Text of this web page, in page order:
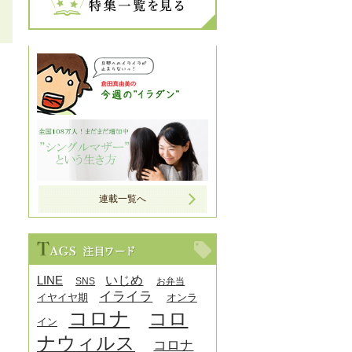
連載一覧へ
LINE SNS いじめ お弁当
イヤイヤ期 イライラ オンラ
イン コロナ
コロ
ナウィルス
コロナ